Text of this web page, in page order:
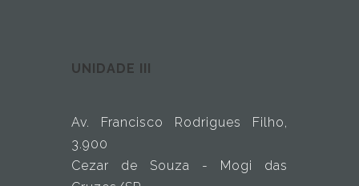
UNIDADE III
Av. Francisco Rodrigues Filho,
3.900
Cezar de Souza - Mogi das